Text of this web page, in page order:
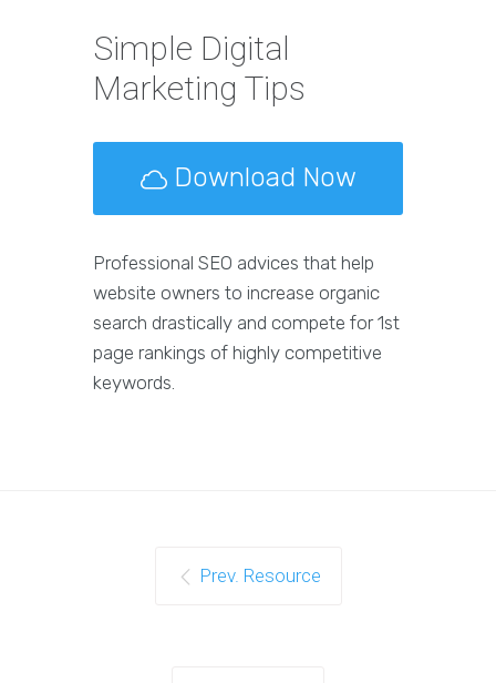
Simple Digital
Marketing Tips
Download Now
Professional SEO advices that help
website owners to increase organic
search drastically and compete for 1st
page rankings of highly competitive
keywords.
Prev. Resource